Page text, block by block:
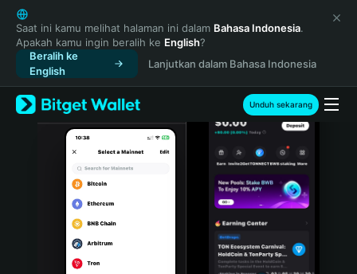
English
日本語
Tiếng Việt
Русский
Español (Latinoamérica)
Türkçe
Italiano
Português (Portugal)
Bahasa Indonesia
Saat ini kamu melihat halaman ini dalam Bahasa Indonesia.
Apakah kamu ingin beralih ke English?
Beralih ke
English
Lanjutkan dalam Bahasa Indonesia
Unduh sekarang